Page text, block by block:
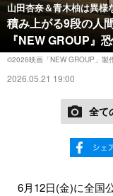
山田杏奈＆青木柚は異様
積み上がる9段の人
『NEW GROUP』
©︎2026映画「NEW GROUP」製
2026.05.21 19:00
全て
6月12日(金)に全国